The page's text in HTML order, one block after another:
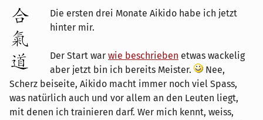
Die ersten drei Monate Aikido habe ich jetzt
hinter mir.
Der Start war wie beschrieben etwas wackelig
aber jetzt bin ich bereits Meister.
Nee,
Scherz beiseite, Aikido macht immer noch viel Spass,
was natürlich auch und vor allem an den Leuten liegt,
mit denen ich trainieren darf. Wer mich kennt, weiss,